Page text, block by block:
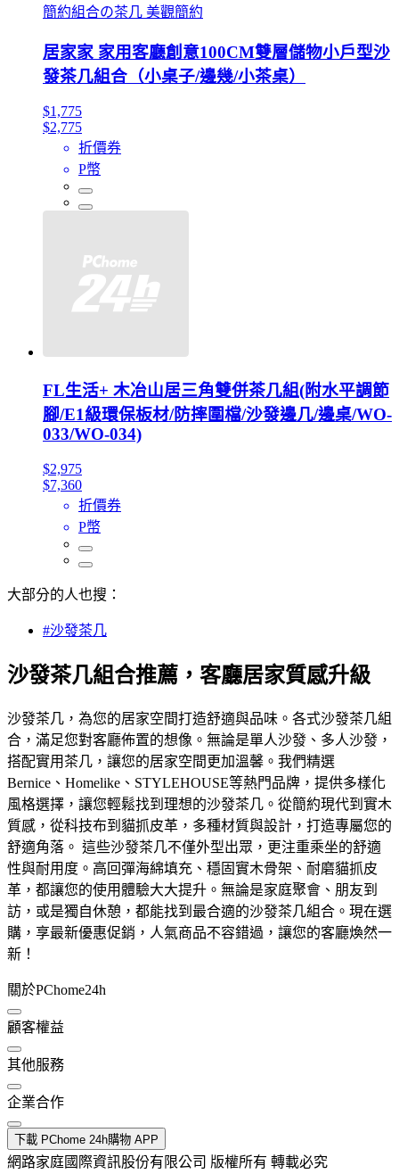
簡約組合の茶几 美觀簡約
居家家 家用客廳創意100CM雙層儲物小戶型沙
發茶几組合（小桌子/邊幾/小茶桌）
$1,775
$2,775
折價券
P幣
FL生活+ 木冶山居三角雙併茶几組(附水平調節
腳/E1級環保板材/防摔圍檔/沙發邊几/邊桌/WO-
033/WO-034)
$2,975
$7,360
折價券
P幣
大部分的人也搜：
#沙發茶几
沙發茶几組合推薦，客廳居家質感升級
沙發茶几，為您的居家空間打造舒適與品味。各式沙發茶几組
合，滿足您對客廳佈置的想像。無論是單人沙發、多人沙發，
搭配實用茶几，讓您的居家空間更加溫馨。我們精選
Bernice、Homelike、STYLEHOUSE等熱門品牌，提供多樣化
風格選擇，讓您輕鬆找到理想的沙發茶几。從簡約現代到實木
質感，從科技布到貓抓皮革，多種材質與設計，打造專屬您的
舒適角落。 這些沙發茶几不僅外型出眾，更注重乘坐的舒適
性與耐用度。高回彈海綿填充、穩固實木骨架、耐磨貓抓皮
革，都讓您的使用體驗大大提升。無論是家庭聚會、朋友到
訪，或是獨自休憩，都能找到最合適的沙發茶几組合。現在選
購，享最新優惠促銷，人氣商品不容錯過，讓您的客廳煥然一
新！
關於PChome24h
顧客權益
其他服務
企業合作
下載 PChome 24h購物 APP
網路家庭國際資訊股份有限公司 版權所有 轉載必究